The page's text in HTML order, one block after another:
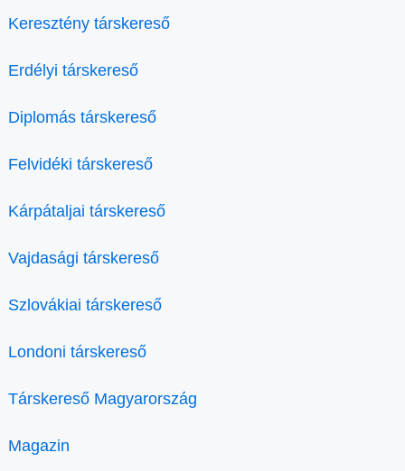
Keresztény társkereső
Erdélyi társkereső
Diplomás társkereső
Felvidéki társkereső
Kárpátaljai társkereső
Vajdasági társkereső
Szlovákiai társkereső
Londoni társkereső
Társkereső Magyarország
Magazin